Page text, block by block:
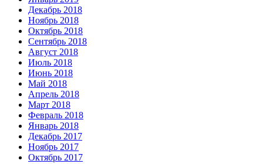
Декабрь 2018
Ноябрь 2018
Октябрь 2018
Сентябрь 2018
Август 2018
Июль 2018
Июнь 2018
Май 2018
Апрель 2018
Март 2018
Февраль 2018
Январь 2018
Декабрь 2017
Ноябрь 2017
Октябрь 2017